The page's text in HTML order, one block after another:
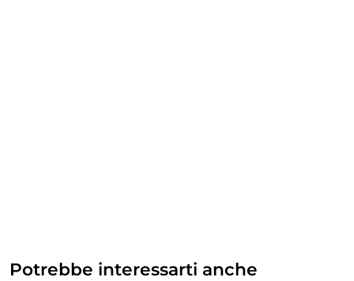
Potrebbe interessarti anche